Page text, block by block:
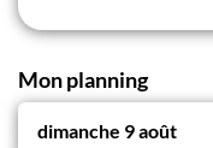
Mon planning
dimanche 9 août